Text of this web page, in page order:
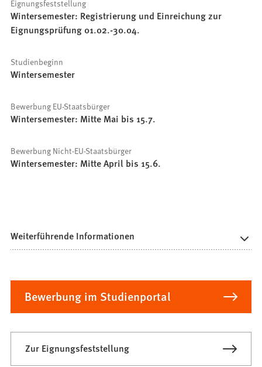
Eignungsfeststellung
Wintersemester: Registrierung und Einreichung zur
Eignungsprüfung 01.02.-30.04.
Studienbeginn
Wintersemester
Bewerbung EU-Staatsbürger
Wintersemester: Mitte Mai bis 15.7.
Bewerbung Nicht-EU-Staatsbürger
Wintersemester: Mitte April bis 15.6.
Weiterführende Informationen
Bewerbung im Studienportal
Zur Eignungsfeststellung